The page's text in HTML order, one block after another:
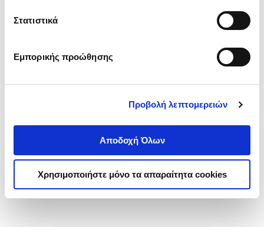
Στατιστικά
Εμπορικής προώθησης
Προβολή λεπτομερειών
Αποδοχή Όλων
Χρησιμοποιήστε μόνο τα απαραίτητα cookies